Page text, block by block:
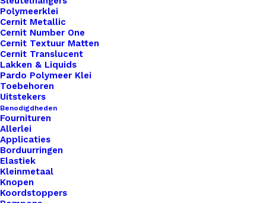
Polymeerklei
Cernit Metallic
Cernit Number One
Cernit Textuur Matten
Cernit Translucent
Lakken & Liquids
Pardo Polymeer Klei
Toebehoren
Uitstekers
Benodigdheden
Fournituren
Allerlei
Applicaties
Borduurringen
Elastiek
Kleinmetaal
Knopen
Koordstoppers
Sjaal Riempje Taupe 23cm
€6,95